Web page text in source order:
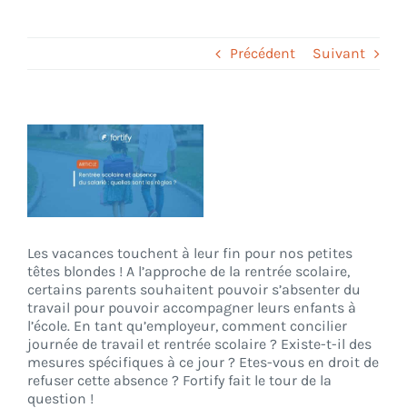
Fortify
Support
Précédent Suivant
Voir
l'image
agrandie
Les vacances touchent à leur fin pour nos petites
têtes blondes ! A l’approche de la rentrée scolaire,
certains parents souhaitent pouvoir s’absenter du
travail pour pouvoir accompagner leurs enfants à
l’école. En tant qu’employeur, comment concilier
journée de travail et rentrée scolaire ? Existe-t-il des
mesures spécifiques à ce jour ? Etes-vous en droit de
refuser cette absence ? Fortify fait le tour de la
question !